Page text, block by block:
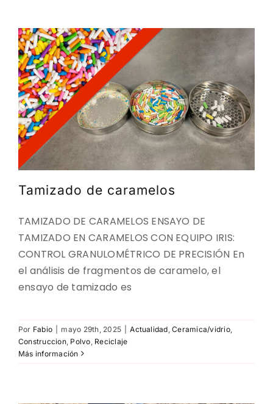
Tamizado de caramelos
TAMIZADO DE CARAMELOS ENSAYO DE
TAMIZADO EN CARAMELOS CON EQUIPO IRIS:
CONTROL GRANULOMÉTRICO DE PRECISIÓN En
el análisis de fragmentos de caramelo, el
ensayo de tamizado es
Por Fabio mayo 29th, 2025 Actualidad ,Ceramica/vidrio,
Construccion, Polvo Reciclaje
Más información